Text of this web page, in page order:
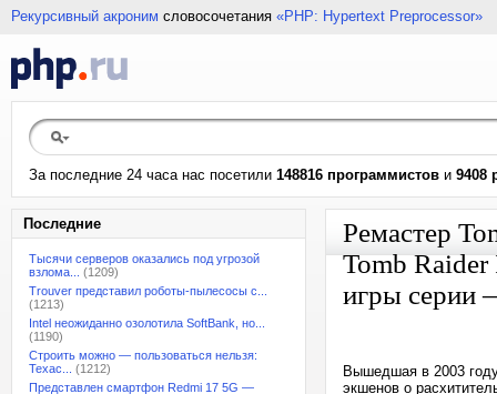
Рекурсивный акроним словосочетания «PHP: Hypertext Preprocessor»
За последние 24 часа нас посетили 148816 программистов и 9408
Последние
Тысячи серверов оказались под угрозой
взлома...
(1209)
Trouver представил роботы-пылесосы с...
(1213)
Intel неожиданно озолотила SoftBank, но...
(1190)
Строить можно — пользоваться нельзя:
Техас...
(1212)
Представлен смартфон Redmi 17 5G —
Ремастер
Tomb Raider
игры серии
Вышедшая в 2003
экшенов о